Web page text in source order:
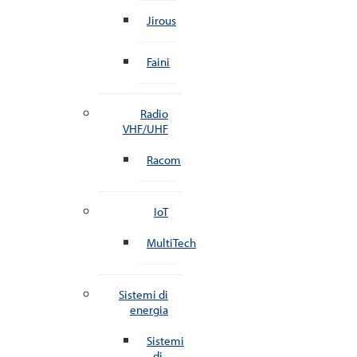
Jirous
Faini
Radio
VHF/UHF
Racom
IoT
MultiTech
Sistemi di
energia
Sistemi